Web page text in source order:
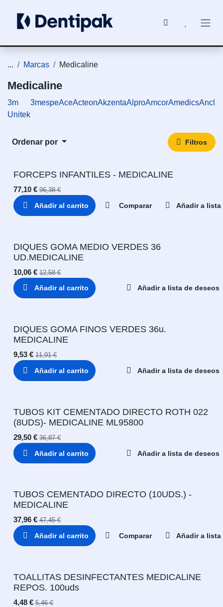
... Marcas Medicaline
Medicaline
3m
Unitek
3mespeAceActeonAkzentaAlproAmcorAmedics
Ordenar por Filtros
FORCEPS INFANTILES - MEDICALINE
77,10 € 96,38€
Añadir al carrito Comparar Añadir a lista
DIQUES GOMA MEDIO VERDES 36
UD.MEDICALINE
10,06 € 12,58€
Añadir al carrito Añadir a lista de deseos
DIQUES GOMA FINOS VERDES 36u.
MEDICALINE
9,53 € 11,91€
Añadir al carrito Añadir a lista de deseos
TUBOS KIT CEMENTADO DIRECTO ROTH 022
(8UDS)- MEDICALINE ML95800
29,50 € 36,87€
Añadir al carrito Añadir a lista de deseos
TUBOS CEMENTADO DIRECTO (10UDS.) -
MEDICALINE
37,96 € 47,45€
Añadir al carrito Comparar Añadir a lista
TOALLITAS DESINFECTANTES MEDICALINE
REPOS. 100uds
4,48 € 5,46€